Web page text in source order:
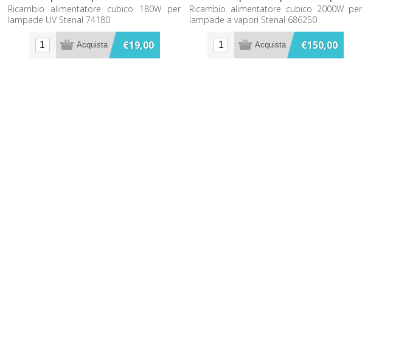
74180
Ricambio alimentatore cubico 180W per
lampade UV Stenal 74180
€19,00
Stenal 686250
Ricambio alimentatore cubico 2000W per
lampade a vapori Stenal 686250
€150,00